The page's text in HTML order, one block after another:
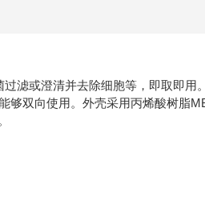
滤或澄清并去除细胞等，即取即用
够双向使用。外壳采用丙烯酸树脂